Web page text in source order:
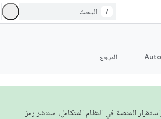
/
المرجع
واستقرار المنصة في النظام المتكامل، سننشر رمز